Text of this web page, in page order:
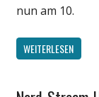
nun am 10.
WEITERLESEN
Gesellschaft